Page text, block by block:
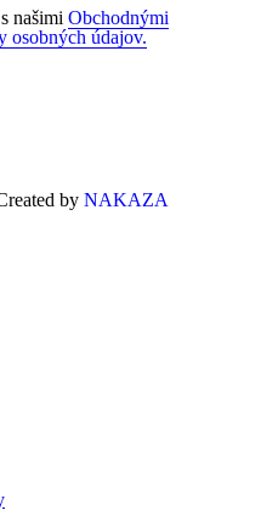
našimi Obchodnými
osobných údajov.
by NAKAZA